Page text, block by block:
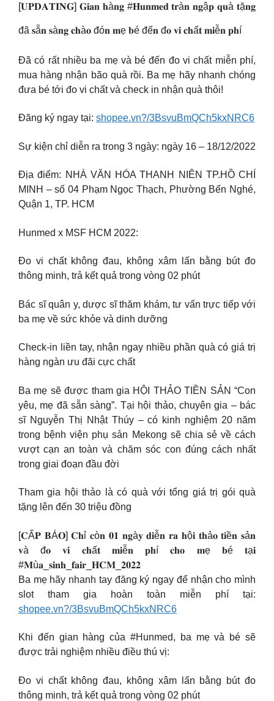
[𝐔𝐏𝐃𝐀𝐓𝐈𝐍𝐆] 𝐆𝐢𝐚𝐧 𝐡à𝐧𝐠 #𝐇𝐮𝐧𝐦𝐞𝐝 𝐭𝐫à𝐧 𝐧𝐠ậ𝐩 𝐪𝐮à 𝐭ặ𝐧𝐠
đã 𝐬ẵ𝐧 𝐬à𝐧𝐠 𝐜𝐡à𝐨 đó𝐧 𝐦ẹ 𝐛é đế𝐧 đ𝐨 𝐯𝐢 𝐜𝐡ấ𝐭 𝐦𝐢ễ𝐧 𝐩𝐡í
Đã có rất nhiều ba mẹ và bé đến đo vi chất miễn phí,
mua hàng nhận bão quà rồi. Ba mẹ hãy nhanh chóng
đưa bé tới đo vi chất và check in nhận quà thôi!
Đăng ký ngay tại: shopee.vn?/3BsvuBmQCh5kxNRC6
Sự kiện chỉ diễn ra trong 3 ngày: ngày 16 – 18/12/2022
Địa điểm: NHÀ VĂN HÓA THANH NIÊN TP.HỒ CHÍ
MINH – số 04 Phạm Ngọc Thạch, Phường Bến Nghé,
Quận 1, TP. HCM
Hunmed x MSF HCM 2022:
Đo vi chất không đau, không xâm lấn bằng bút đo
thông minh, trả kết quả trong vòng 02 phút
Bác sĩ quân y, dược sĩ thăm khám, tư vấn trực tiếp với
ba mẹ về sức khỏe và dinh dưỡng
Check-in liền tay, nhận ngay nhiều phần quà có giá trị
hàng ngàn ưu đãi cực chất
Ba mẹ sẽ được tham gia HỘI THẢO TIỀN SẢN “Con
yêu, mẹ đã sẵn sàng”. Tại hội thảo, chuyên gia – bác
sĩ Nguyễn Thị Nhật Thúy – có kinh nghiệm 20 năm
trong bệnh viện phụ sản Mekong sẽ chia sẻ về cách
vượt cạn an toàn và chăm sóc con đúng cách nhất
trong giai đoạn đầu đời
Tham gia hội thảo là có quà với tổng giá trị gói quà
tặng lên đến 30 triệu đồng
[𝐂Ấ𝐏 𝐁Á𝐎] 𝐂𝐡ỉ 𝐜ò𝐧 𝟎𝟏 𝐧𝐠à𝐲 𝐝𝐢ễ𝐧 𝐫𝐚 𝐡ộ𝐢 𝐭𝐡ả𝐨 𝐭𝐢ề𝐧 𝐬ả𝐧
𝐯à đ𝐨 𝐯𝐢 𝐜𝐡ấ𝐭 𝐦𝐢ễ𝐧 𝐩𝐡í 𝐜𝐡𝐨 𝐦ẹ 𝐛é 𝐭ạ𝐢
#𝐌ù𝐚_𝐬𝐢𝐧𝐡_𝐟𝐚𝐢𝐫_𝐇𝐂𝐌_𝟐𝟎𝟐𝟐
Ba mẹ hãy nhanh tay đăng ký ngay để nhận cho mình
slot tham gia hoàn toàn miễn phí tại:
shopee.vn?/3BsvuBmQCh5kxNRC6
Khi đến gian hàng của #Hunmed, ba mẹ và bé sẽ
được trải nghiệm nhiều điều thú vị:
Đo vi chất không đau, không xâm lấn bằng bút đo
thông minh, trả kết quả trong vòng 02 phút